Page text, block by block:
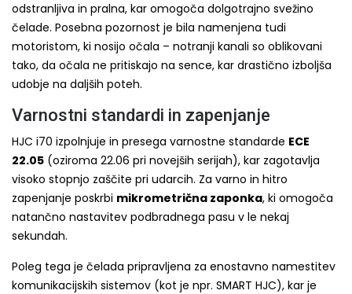
odstranljiva in pralna, kar omogoča dolgotrajno svežino
čelade. Posebna pozornost je bila namenjena tudi
motoristom, ki nosijo očala – notranji kanali so oblikovani
tako, da očala ne pritiskajo na sence, kar drastično izboljša
udobje na daljših poteh.
Varnostni standardi in zapenjanje
HJC i70 izpolnjuje in presega varnostne standarde ECE
22.05 (oziroma 22.06 pri novejših serijah), kar zagotavlja
visoko stopnjo zaščite pri udarcih. Za varno in hitro
zapenjanje poskrbi mikrometrična zaponka, ki omogoča
natančno nastavitev podbradnega pasu v le nekaj
sekundah.
Poleg tega je čelada pripravljena za enostavno namestitev
komunikacijskih sistemov (kot je npr. SMART HJC), kar je